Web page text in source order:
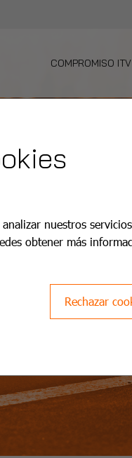
COMPROMISO ITV
nuestros
obtener más
Rechazar